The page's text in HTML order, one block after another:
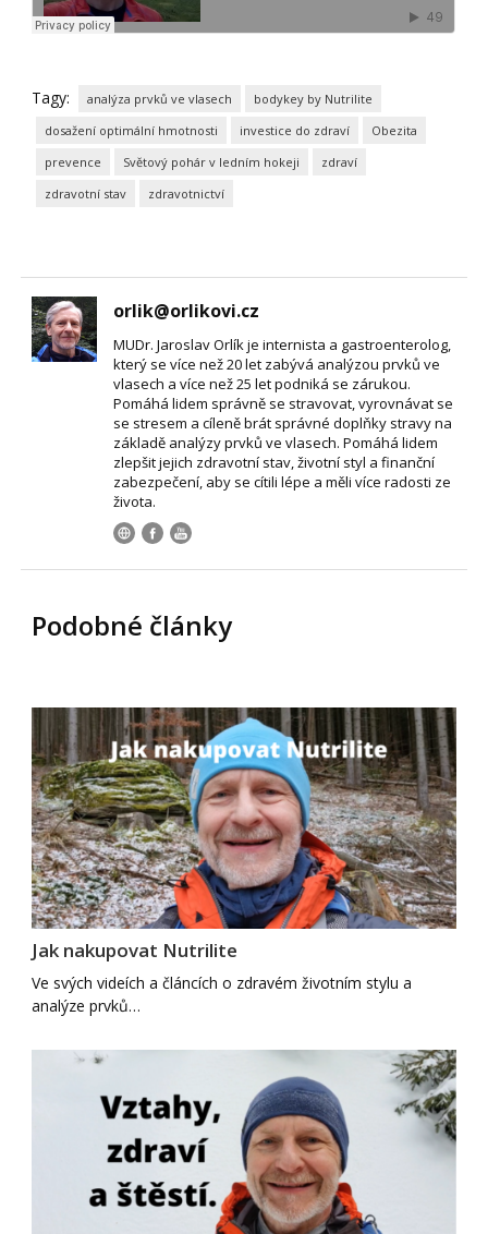
Tagy: analýza prvků ve vlasech
bodykey by Nutrilite
dosažení optimální hmotnosti
investice do zdraví
Obezita
prevence
Světový pohár v ledním hokeji
zdraví
zdravotní stav
zdravotnictví
orlik@orlikovi.cz
MUDr. Jaroslav Orlík je internista a gastroenterolog,
který se více než 20 let zabývá analýzou prvků ve
vlasech a více než 25 let podniká se zárukou.
Pomáhá lidem správně se stravovat, vyrovnávat se
se stresem a cíleně brát správné doplňky stravy na
základě analýzy prvků ve vlasech. Pomáhá lidem
zlepšit jejich zdravotní stav, životní styl a finanční
zabezpečení, aby se cítili lépe a měli více radosti ze
života.
Podobné články
Jak nakupovat Nutrilite
Ve svých videích a článcích o zdravém životním stylu a
analýze prvků…